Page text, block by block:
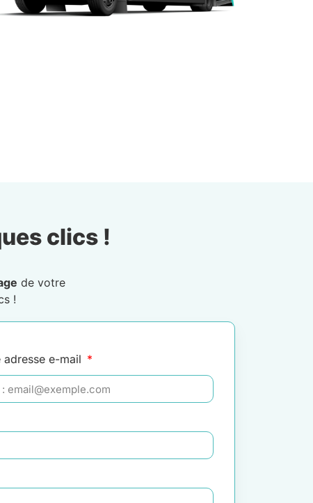
clics !
de votre
!
adresse e-mail